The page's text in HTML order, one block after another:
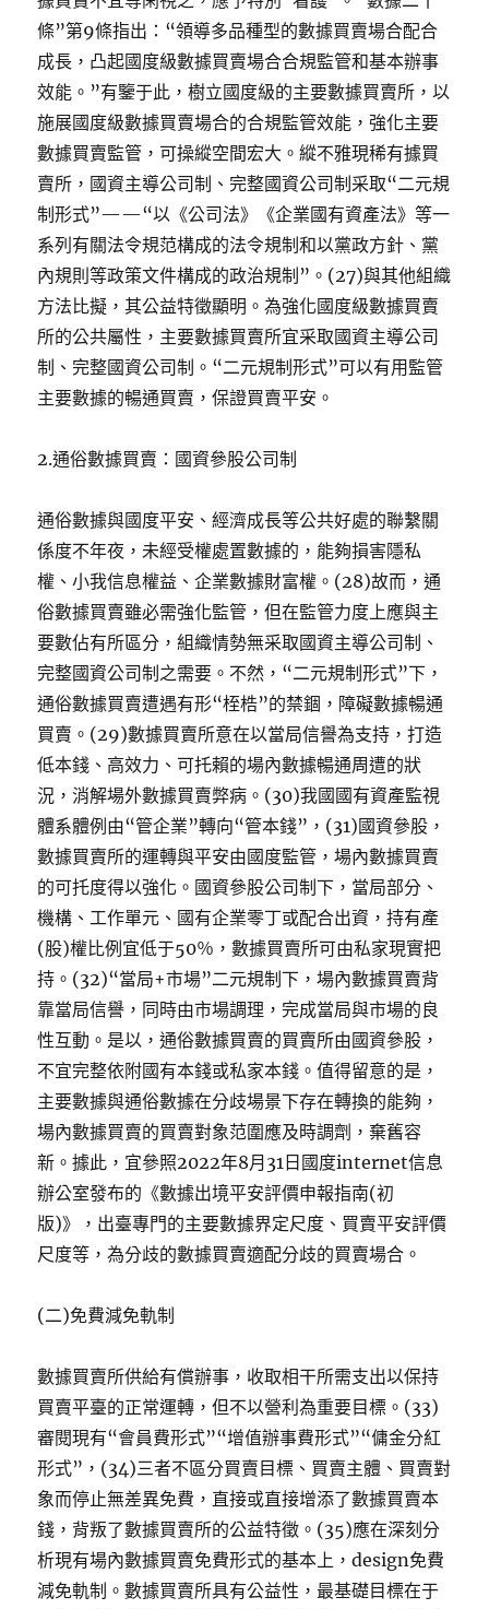
條”第9條指出：“領導多品種型的數據買賣場合配合
成長，凸起國度級數據買賣場合合規監管和基本辦事
效能。”有鑒于此，樹立國度級的主要數據買賣所，以
施展國度級數據買賣場合的合規監管效能，強化主要
數據買賣監管，可操縱空間宏大。縱不雅現稀有據買
賣所，國資主導公司制、完整國資公司制采取“二元規
制形式”——“以《公司法》《企業國有資產法》等一
系列有關法令規范構成的法令規制和以黨政方針、黨
內規則等政策文件構成的政治規制”。(27)與其他組織
方法比擬，其公益特徵顯明。為強化國度級數據買賣
所的公共屬性，主要數據買賣所宜采取國資主導公司
制、完整國資公司制。“二元規制形式”可以有用監管
主要數據的暢通買賣，保證買賣平安。
2.通俗數據買賣：國資參股公司制
通俗數據與國度平安、經濟成長等公共好處的聯繫關
係度不年夜，未經受權處置數據的，能夠損害隱私
權、小我信息權益、企業數據財富權。(28)故而，通
俗數據買賣雖必需強化監管，但在監管力度上應與主
要數佔有所區分，組織情勢無采取國資主導公司制、
完整國資公司制之需要。不然，“二元規制形式”下，
通俗數據買賣遭遇有形“桎梏”的禁錮，障礙數據暢通
買賣。(29)數據買賣所意在以當局信譽為支持，打造
低本錢、高效力、可托賴的場內數據暢通周遭的狀
況，消解場外數據買賣弊病。(30)我國國有資產監視
體系體例由“管企業”轉向“管本錢”，(31)國資參股，
數據買賣所的運轉與平安由國度監管，場內數據買賣
的可托度得以強化。國資參股公司制下，當局部分、
機構、工作單元、國有企業零丁或配合出資，持有產
(股)權比例宜低于50％，數據買賣所可由私家現實把
持。(32)“當局+市場”二元規制下，場內數據買賣背
靠當局信譽，同時由市場調理，完成當局與市場的良
性互動。是以，通俗數據買賣的買賣所由國資參股，
不宜完整依附國有本錢或私家本錢。值得留意的是，
主要數據與通俗數據在分歧場景下存在轉換的能夠，
場內數據買賣的買賣對象范圍應及時調劑，棄舊容
新。據此，宜參照2022年8月31日國度internet信息
辦公室發布的《數據出境平安評價申報指南(初
版)》，出臺專門的主要數據界定尺度、買賣平安評價
尺度等，為分歧的數據買賣適配分歧的買賣場合。
(二)免費減免軌制
數據買賣所供給有償辦事，收取相干所需支出以保持
買賣平臺的正常運轉，但不以營利為重要目標。(33)
審閱現有“會員費形式”“增值辦事費形式”“傭金分紅
形式”，(34)三者不區分買賣目標、買賣主體、買賣對
象而停止無差異免費，直接或直接增添了數據買賣本
錢，背叛了數據買賣所的公益特徵。(35)應在深刻分
析現有場內數據買賣免費形式的基本上，design免費
減免軌制。數據買賣所具有公益性，最基礎目標在于